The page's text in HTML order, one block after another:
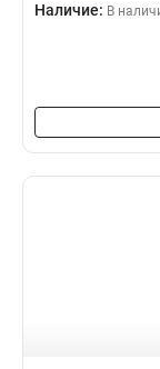
Наличие: В